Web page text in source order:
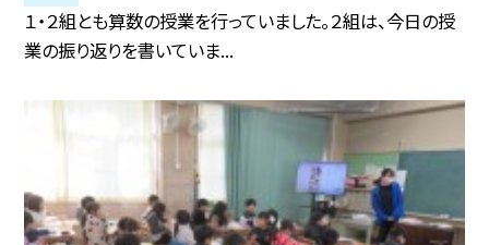
１・２組とも算数の授業を行っていました。２組は、今日の授
業の振り返りを書いていま...